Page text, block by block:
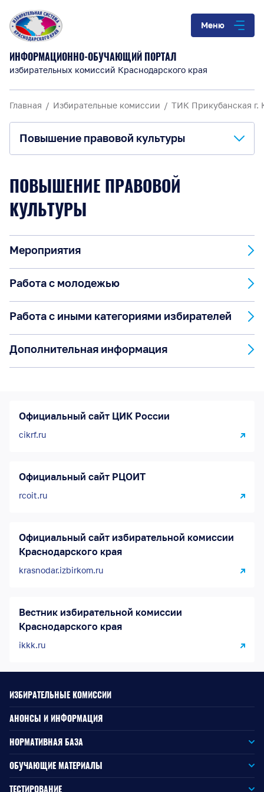
Меню
ИНФОРМАЦИОННО-ОБУЧАЮЩИЙ ПОРТАЛ
избирательных комиссий Краснодарского края
Главная Избирательные комиссии ТИК Прикубанская г.
Повышение правовой культуры
Повышение правовой культуры
ПОВЫШЕНИЕ ПРАВОВОЙ
КУЛЬТУРЫ
Мероприятия
Работа с молодежью
Работа с иными категориями избирателей
Дополнительная информация
Официальный сайт ЦИК России
cikrf.ru
Официальный сайт РЦОИТ
rcoit.ru
Официальный сайт избирательной комиссии
Краснодарского края
krasnodar.izbirkom.ru
Вестник избирательной комиссии
Краснодарского края
ikkk.ru
ИЗБИРАТЕЛЬНЫЕ КОМИССИИ
АНОНСЫ И ИНФОРМАЦИЯ
НОРМАТИВНАЯ БАЗА
Законодательство РФ
Законодательство КК
ОБУЧАЮЩИЕ МАТЕРИАЛЫ
Для окружной избирательной комиссии
ТЕСТИРОВАНИЕ